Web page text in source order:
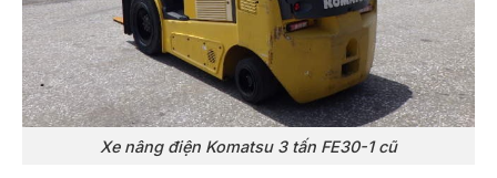
Xe nâng điện Komatsu 3 tấn FE30-1 cũ